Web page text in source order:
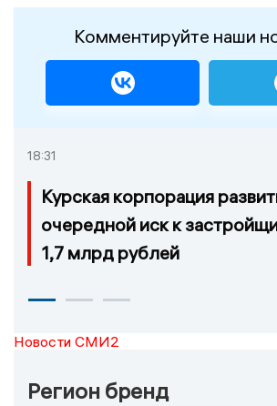
Комментируйте наши
18:31
Курская корпорация
очередной иск к
1,7 млрд рублей
Новости СМИ2
Регион бренд